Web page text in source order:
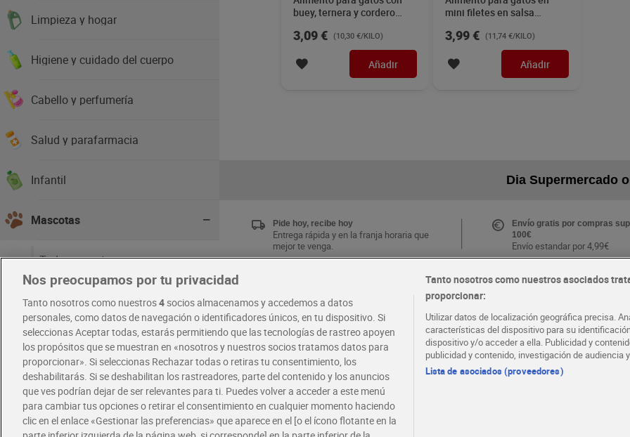
Limpieza y hogar
Higiene y cuidado del cuerpo
Cabello y perfumería
Salud y parafarmacia
Infantil
Mascotas
Todo mascotas
Gato comida húmeda
Gato comida seca
Gato snacks y cuidado
Perro comida húmeda
Perro comida seca
Perro snacks y cuidado
buey, ternera y cordero
3,09 € (10,30 €/KILO)
Añadir
mini filetes en salsa
3,99 € (11,74 €/KILO)
Añadir
Dia Supermercado
Pide hoy, recibe hoy
Entrega rápida y en la franja horaria que
mejor te venga.
Envío gratis por compras
100€
Envío estandar por 4,99€
Disfruta las ventajas y ofertas
exclusivas.
Descárgate la APP Dia
tu tienda más cercana
RECETAS · COMER MEJOR CADA DIA
Nos preocupamos por tu privacidad
Tanto nosotros como nuestros4socios almacenamos y accedemos a datos
personales, como datos de navegación o identificadores únicos, en tu dispositivo. Si
seleccionas Aceptar todas, estarás permitiendo que las tecnologías de rastreo apoyen
los propósitos que se muestran en «nosotros y nuestros socios tratamos datos para
proporcionar». Si seleccionas Rechazar todas o retiras tu consentimiento, los
deshabilitarás. Si se deshabilitan los rastreadores, parte del contenido y los anuncios
que ves podrían dejar de ser relevantes para ti. Puedes volver a acceder a este menú
para cambiar tus opciones o retirar el consentimiento en cualquier momento haciendo
clic en el enlace «Gestionar las preferencias» que aparece en el [o el ícono flotante en la
Tanto nosotros como nuestros asociados
proporcionar:
Utilizar datos de localización geográfica precisa.
características del dispositivo para su
dispositivo y/o acceder a ella. Publicidad y
publicidad y contenido, investigación de audiencia
Lista de asociados (proveedores)